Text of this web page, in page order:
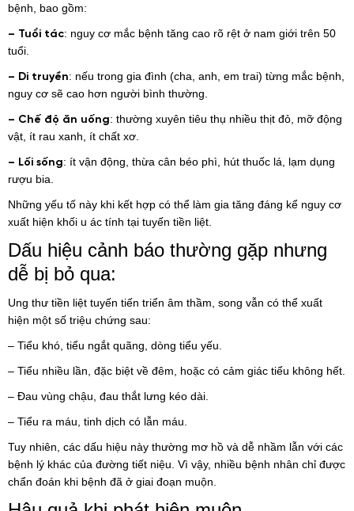
bệnh, bao gồm:
– Tuổi tác: nguy cơ mắc bệnh tăng cao rõ rệt ở nam giới trên 50
tuổi.
– Di truyền: nếu trong gia đình (cha, anh, em trai) từng mắc bệnh,
nguy cơ sẽ cao hơn người bình thường.
– Chế độ ăn uống: thường xuyên tiêu thụ nhiều thịt đỏ, mỡ động
vật, ít rau xanh, ít chất xơ.
– Lối sống: ít vận động, thừa cân béo phì, hút thuốc lá, lạm dụng
rượu bia.
Những yếu tố này khi kết hợp có thể làm gia tăng đáng kể nguy cơ
xuất hiện khối u ác tính tại tuyến tiền liệt.
Dấu hiệu cảnh báo thường gặp nhưng
dễ bị bỏ qua:
Ung thư tiền liệt tuyến tiến triển âm thầm, song vẫn có thể xuất
hiện một số triệu chứng sau:
– Tiểu khó, tiểu ngắt quãng, dòng tiểu yếu.
– Tiểu nhiều lần, đặc biệt về đêm, hoặc có cảm giác tiểu không hết.
– Đau vùng chậu, đau thắt lưng kéo dài.
– Tiểu ra máu, tinh dịch có lẫn máu.
Tuy nhiên, các dấu hiệu này thường mơ hồ và dễ nhầm lẫn với các
bệnh lý khác của đường tiết niệu. Vì vậy, nhiều bệnh nhân chỉ được
chẩn đoán khi bệnh đã ở giai đoạn muộn.